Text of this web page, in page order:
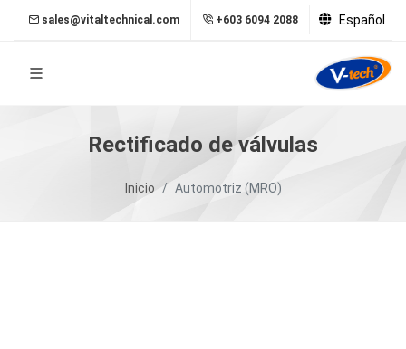
sales@vitaltechnical.com +603 6094 2088 Español
Rectificado de válvulas
Inicio Automotriz (MRO)